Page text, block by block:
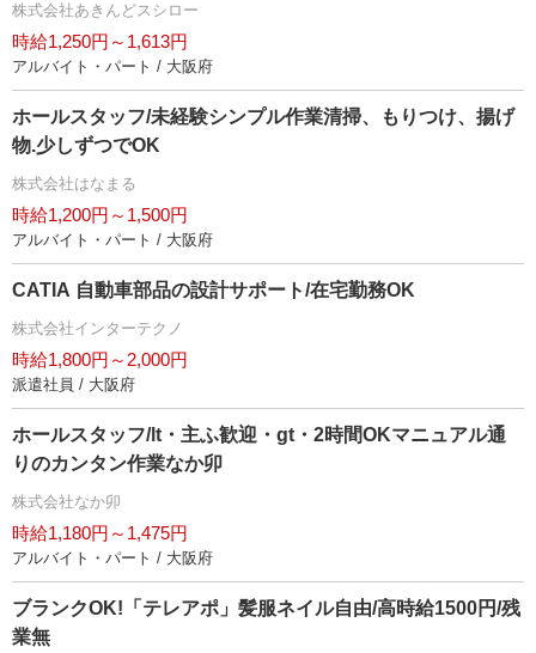
株式会社あきんどスシロー
時給1,250円～1,613円
アルバイト・パート / 大阪府
ホールスタッフ/未経験シンプル作業清掃、もりつけ、揚げ
物.少しずつでOK
株式会社はなまる
時給1,200円～1,500円
アルバイト・パート / 大阪府
CATIA 自動車部品の設計サポート/在宅勤務OK
株式会社インターテクノ
時給1,800円～2,000円
派遣社員 / 大阪府
ホールスタッフ/lt・主ふ歓迎・gt・2時間OKマニュアル通
りのカンタン作業なか卯
株式会社なか卯
時給1,180円～1,475円
アルバイト・パート / 大阪府
ブランクOK!「テレアポ」髪服ネイル自由/高時給1500円/残
業無